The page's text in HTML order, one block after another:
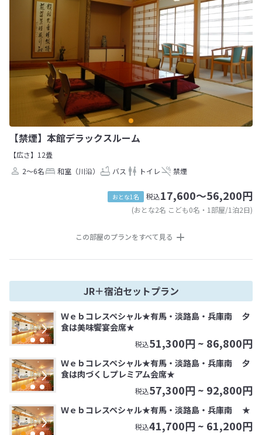
【禁煙】本館デラックスルーム
【広さ】12畳
2～6名
和室（川沿） バス トイレ 禁煙
おとな1名 税込17,600～56,200円
(おとな2名 こども0名・1部屋/1泊2日)
この部屋のプランをすべて見る
JR＋宿泊セットプラン
Ｗｅｂコレスペシャル★有馬・淡路島・兵庫南 夕
食は美味饗宴会席★
税込51,300円 ~ 86,800円
Ｗｅｂコレスペシャル★有馬・淡路島・兵庫南 夕
食は肉づくしプレミアム会席★
税込57,300円 ~ 92,800円
Ｗｅｂコレスペシャル★有馬・淡路島・兵庫南 ★
税込41,700円 ~ 61,200円